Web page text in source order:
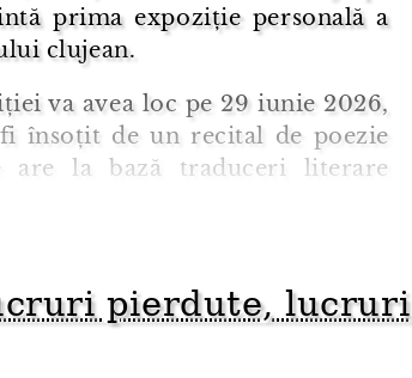
prima expoziție personală a
clujean.
va avea loc pe 29 iunie 2026,
însoțit de un recital de poezie
are la bază traduceri literare
Pavilionului Tineri ...
pierdute, lucruri